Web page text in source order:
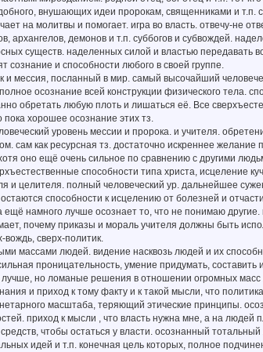
внушающих идеи пророкам, священниками и т.п.
на молитвы и помогает. игра во власть. отвечу-не
архангелов, демонов и т.п. суббогов и субвождей.
существ. наделенных силой и властью
сознание и способности любого в своей группе.
и мессия, посланный в мир. самый высочайший
осознание всей конструкции физического тела.
обретать любую плоть и лишаться её. Все
пока хорошее осознание этих тз.
уровень мессии и пророка. и учителя.
сам как ресурсная тз. достаточно искреннее
оно ещё очень сильное по сравнению с другими
способности типа христа, исцеление
и целителя. полный человеческий ур. дальнейшее
способности к исцелению от болезней и
ещё намного лучше осознает то, что не понимаю
почему приказы и мораль учителя должны быть
вождь, сверх-политик.
массами людей. видение насквозь людей и их
проницательность, умение придумать,
лучше, но ломаные решения в отношении огромных
и приход к тому факту и к такой мысли, что
масштаба, теряющий этические принципы.
приход к мысли , что власть нужна мне, а на
чтобы остаться у власти. осознанный
идей и т.п. конечная цель которых, полное